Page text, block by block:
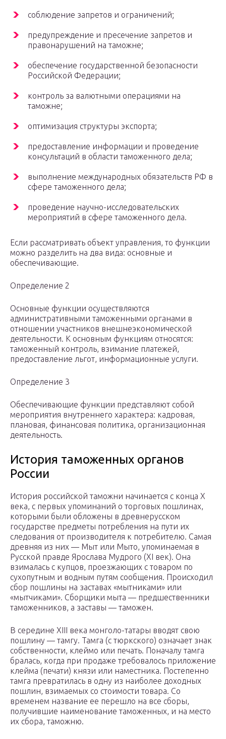
соблюдение запретов и ограничений;
предупреждение и пресечение запретов и
правонарушений на таможне;
обеспечение государственной безопасности
Российской Федерации;
контроль за валютными операциями на
таможне;
оптимизация структуры экспорта;
предоставление информации и проведение
консультаций в области таможенного дела;
выполнение международных обязательств РФ в
сфере таможенного дела;
проведение научно-исследовательских
мероприятий в сфере таможенного дела.
Если рассматривать объект управления, то функции
можно разделить на два вида: основные и
обеспечивающие.
Определение 2
Основные функции осуществляются
административными таможенными органами в
отношении участников внешнеэкономической
деятельности. К основным функциям относятся:
таможенный контроль, взимание платежей,
предоставление льгот, информационные услуги.
Определение 3
Обеспечивающие функции представляют собой
мероприятия внутреннего характера: кадровая,
плановая, финансовая политика, организационная
деятельность.
История таможенных органов
России
История российской таможни начинается с конца X
века, с первых упоминаний о торговых пошлинах,
которыми были обложены в древнерусском
государстве предметы потребления на пути их
следования от производителя к потребителю. Самая
древняя из них — Мыт или Мыто, упоминаемая в
Русской правде Ярослава Мудрого (XI век). Она
взималась с купцов, проезжающих с товаром по
сухопутным и водным путям сообщения. Происходил
сбор пошлины на заставах «мытниками» или
«мытчиками». Сборщики мыта — предшественники
таможенников, а заставы — таможен.
В середине XIII века монголо-татары вводят свою
пошлину — тамгу. Тамга (с тюркского) означает знак
собственности, клеймо или печать. Поначалу тамга
бралась, когда при продаже требовалось приложение
клейма (печати) князи или наместника. Постепенно
тамга превратилась в одну из наиболее доходных
пошлин, взимаемых со стоимости товара. Со
временем название ее перешло на все сборы,
получившие наименование таможенных, и на место
их сбора, таможню.